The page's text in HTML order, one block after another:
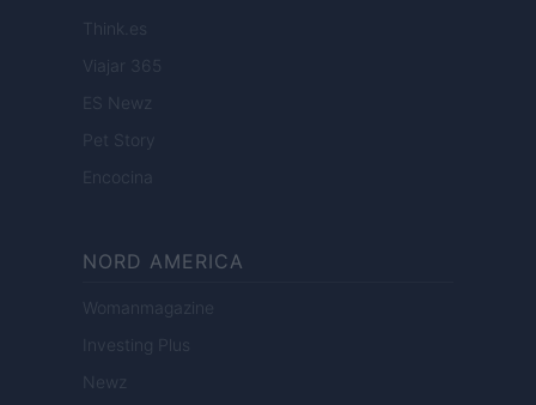
Think.es
Viajar 365
ES Newz
Pet Story
Encocina
NORD AMERICA
Womanmagazine
Investing Plus
Newz